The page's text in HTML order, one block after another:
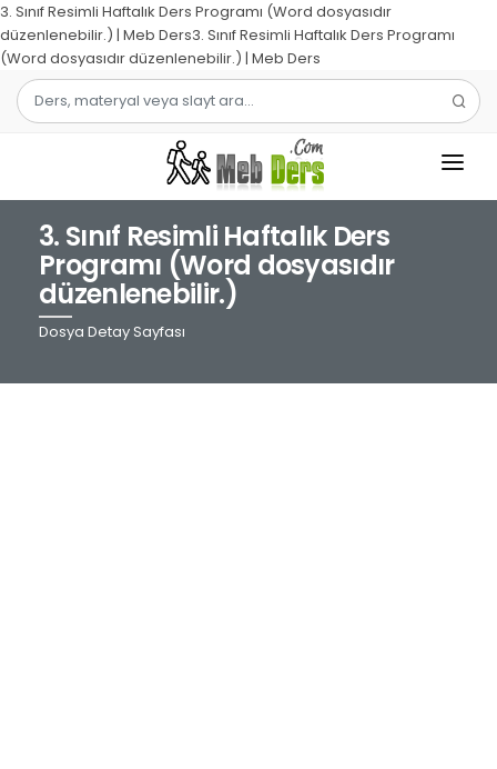
3. Sınıf Resimli Haftalık Ders Programı (Word dosyasıdır
düzenlenebilir.) | Meb Ders3. Sınıf Resimli Haftalık Ders Programı
(Word dosyasıdır düzenlenebilir.) | Meb Ders
1.SINIF
2.SINIF
3.SINIF
4.SINIF
3. Sınıf Resimli Haftalık Ders
Programı (Word dosyasıdır
düzenlenebilir.)
Dosya Detay Sayfası